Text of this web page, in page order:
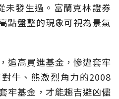
未發生過。富蘭克林證券
點盤整的現象可視為景氣
追高買進基金，慘遭套牢
牛、熊激烈角力的2008
牢基金，才能趨吉避凶儘